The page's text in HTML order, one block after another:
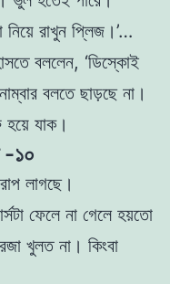
নিয়ে রাখুন প্লিজ।’…
বললেন, ‘ডিস্কোই
বলতে ছাড়ছে না।
হয়ে যাক।
-১০
লাগছে।
ফেলে না গেলে হয়তাে
খুলত না। কিংবা